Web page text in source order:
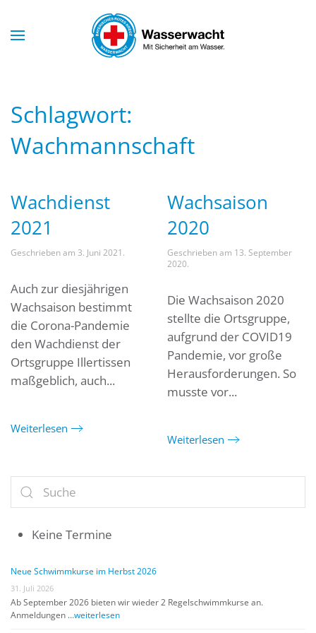
Skip to main content
Schlagwort:
Wachmannschaft
Wachdienst
2021
Geschrieben am 3. Juni 2021 .
Auch zur diesjährigen
Wachsaison bestimmt
die Corona-Pandemie
den Wachdienst der
Ortsgruppe Illertissen
maßgeblich, auch...
Weiterlesen
Wachsaison
2020
Geschrieben am 13. September
2020.
Die Wachsaison 2020
stellte die Ortsgruppe,
aufgrund der COVID19
Pandemie, vor große
Herausforderungen. So
musste vor...
Weiterlesen
Keine Termine
Neue Schwimmkurse im Herbst 2026
31. Juli 2026
Ab September 2026 bieten wir wieder 2 Regelschwimmkurse an.
Anmeldungen …weiterlesen